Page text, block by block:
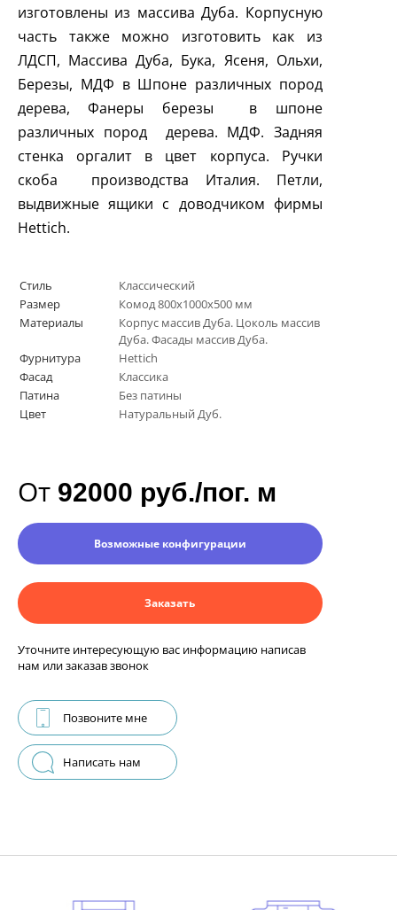
изготовлены из массива Дуба. Корпусную
часть также можно изготовить как из
ЛДСП, Массива Дуба, Бука, Ясеня, Ольхи,
Березы, МДФ в Шпоне различных пород
дерева, Фанеры березы в шпоне
различных пород дерева. МДФ. Задняя
стенка оргалит в цвет корпуса. Ручки
скоба производства Италия. Петли,
выдвижные ящики с доводчиком фирмы
Hettich.
Стиль
Классический
Размер
Комод 800х1000х500 мм
Материалы
Корпус массив Дуба. Цоколь массив
Дуба. Фасады массив Дуба.
Фурнитура
Hettich
Фасад
Классика
Патина
Без патины
Цвет
Натуральный Дуб.
От 92000 руб./пог. м
Возможные конфигурации
Заказать
Уточните интересующую вас информацию написав
нам или заказав звонок
Позвоните мне
Написать нам